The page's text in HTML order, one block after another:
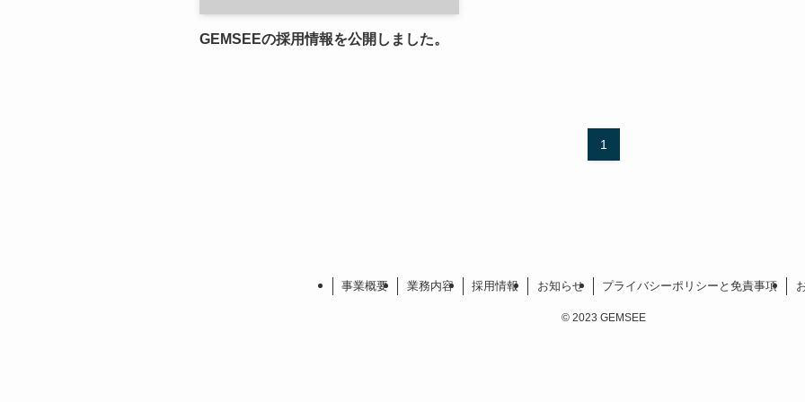
GEMSEEの採用情報を公開しました。
1
事業概要 業務内容 採用情報 お知らせ プライバシーポリシーと免責事項
© 2023 GEMSEE